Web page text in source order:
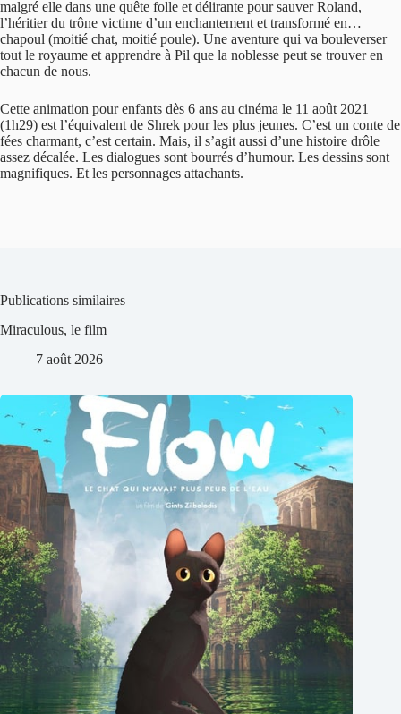
malgré elle dans une quête folle et délirante pour sauver Roland,
l’héritier du trône victime d’un enchantement et transformé en…
chapoul (moitié chat, moitié poule). Une aventure qui va bouleverser
tout le royaume et apprendre à Pil que la noblesse peut se trouver en
chacun de nous.
Cette animation pour enfants dès 6 ans au cinéma le 11 août 2021
(1h29) est l’équivalent de Shrek pour les plus jeunes. C’est un conte de
fées charmant, c’est certain. Mais, il s’agit aussi d’une histoire drôle
assez décalée. Les dialogues sont bourrés d’humour. Les dessins sont
magnifiques. Et les personnages attachants.
Publications similaires
Miraculous, le film
7 août 2026